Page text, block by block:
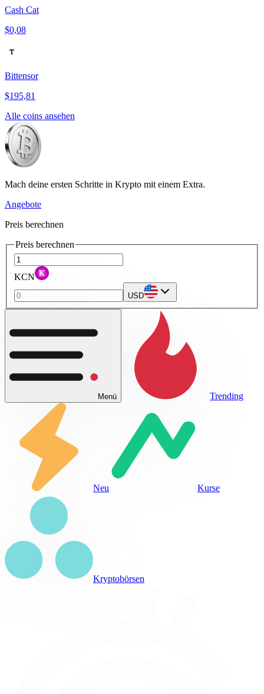
Cash Cat
$0,08
Bittensor
$195,81
Alle coins ansehen
Mach deine ersten Schritte in Krypto mit einem Extra.
Angebote
Preis berechnen
Preis berechnen
KCN
USD
Menü Trending
Neu Kurse
Kryptobörsen